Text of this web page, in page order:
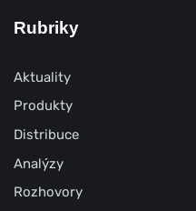
Rubriky
Aktuality
Produkty
Distribuce
Analýzy
Rozhovory